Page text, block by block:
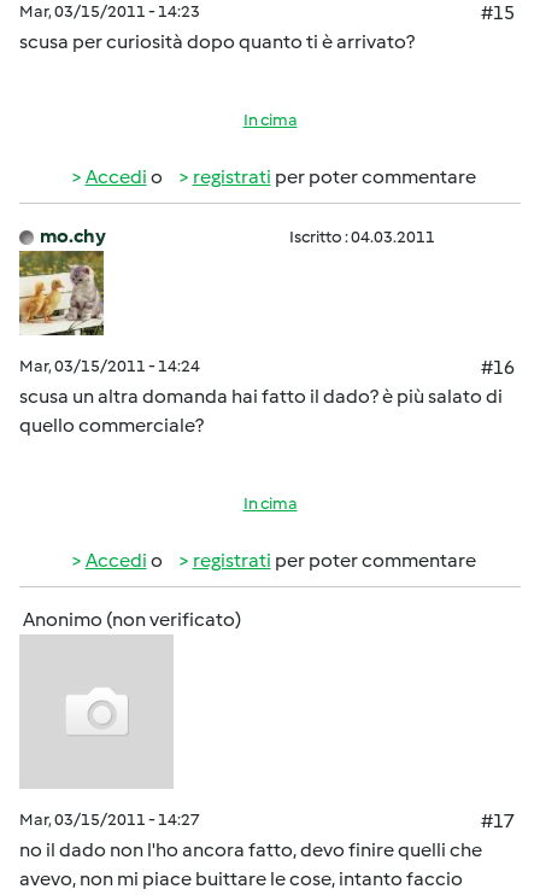
Mar, 03/15/2011 - 14:23
#15
scusa per curiosità dopo quanto ti è arrivato?
In cima
Accedi o registrati per poter commentare
mo.chy Iscritto : 04.03.2011
Mar, 03/15/2011 - 14:24
#16
scusa un altra domanda hai fatto il dado? è più salato di
quello commerciale?
In cima
Accedi o registrati per poter commentare
Anonimo (non verificato)
Mar, 03/15/2011 - 14:27
#17
no il dado non l'ho ancora fatto, devo finire quelli che
avevo, non mi piace buittare le cose, intanto faccio